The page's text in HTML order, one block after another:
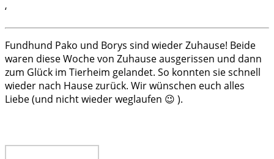
‘
Fundhund Pako und Borys sind wieder Zuhause! Beide
waren diese Woche von Zuhause ausgerissen und dann
zum Glück im Tierheim gelandet. So konnten sie schnell
wieder nach Hause zurück. Wir wünschen euch alles
Liebe (und nicht wieder weglaufen 😉 ).